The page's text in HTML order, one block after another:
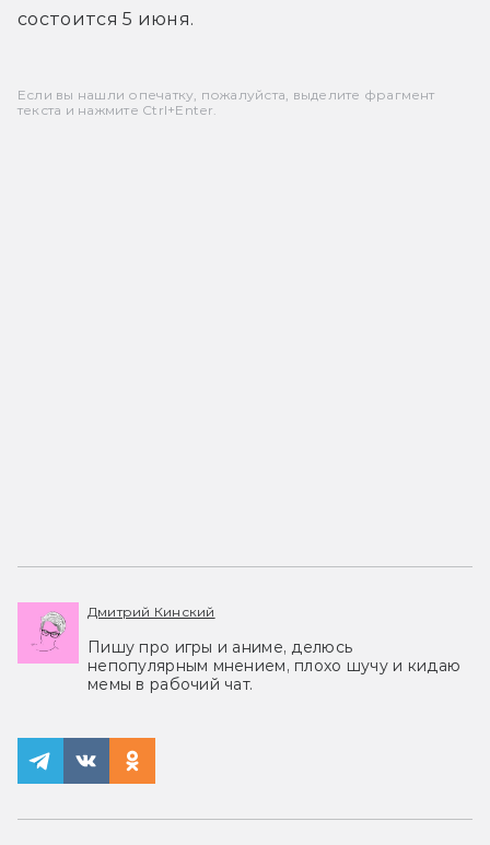
состоится 5 июня.
Если вы нашли опечатку, пожалуйста, выделите фрагмент
текста и нажмите Ctrl+Enter.
Дмитрий Кинский
Пишу про игры и аниме, делюсь
непопулярным мнением, плохо шучу и кидаю
мемы в рабочий чат.